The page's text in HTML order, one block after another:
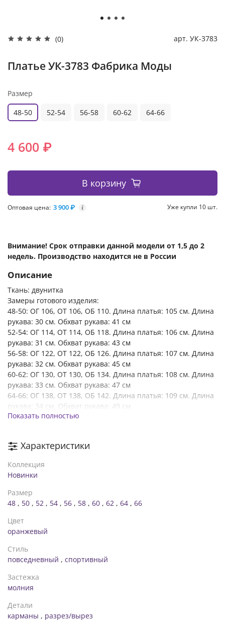
(0) арт. УК-3783
Платье УК-3783 Фабрика Моды
Размер
48-50
52-54 56-58 60-62 64-66
4 600 ₽
В корзину
Оптовая цена: 3 900 ₽ i Уже купли 10 шт.
Внимание! Срок отправки данной модели от 1,5 до 2
недель. Производство находится не в России
Описание
Ткань: двунитка
Замеры готового изделия:
48-50: ОГ 106, ОТ 106, ОБ 110. Длина платья: 105 см. Длина
рукава: 30 см. Обхват рукава: 41 см
52-54: ОГ 114, ОТ 114, ОБ 118. Длина платья: 106 см. Длина
рукава: 31 см. Обхват рукава: 43 см
56-58: ОГ 122, ОТ 122, ОБ 126. Длина платья: 107 см. Длина
рукава: 32 см. Обхват рукава: 45 см
60-62: ОГ 130, ОТ 130, ОБ 134. Длина платья: 108 см. Длина
рукава: 33 см. Обхват рукава: 47 см
64-66: ОГ 138, ОТ 138, ОБ 142. Длина платья: 109 см. Длина
рукава: 34 см. Обхват рукава: 49 см
На модели размер 52-54❗️❗️❗️
мягкого трикотажа. Платье с капюшоном, в кулиске
короткая молния для удобного надевания. На передней
полочке отделан карман "кенгуру". Внизу по бокам
небольшие разрезы.
Показать полностью
Характеристики
Коллекция
Новинки
Размер
48 , 50 , 52 , 54 , 56 , 58 , 60 , 62 , 64 , 66
Цвет
оранжевый
Стиль
повседневный , спортивный
Застежка
молния
Детали
карманы , разрез/вырез